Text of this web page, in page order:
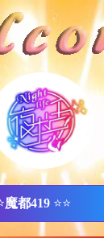
魔都419 ⭐⭐